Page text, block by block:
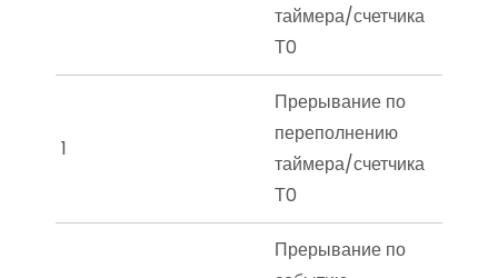
таймера/счетчика
Т0
1
Прерывание по
переполнению
таймера/счетчика
Т0
Прерывание по